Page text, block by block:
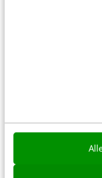
Flickr of RSS-
Bloglines of
metadata die